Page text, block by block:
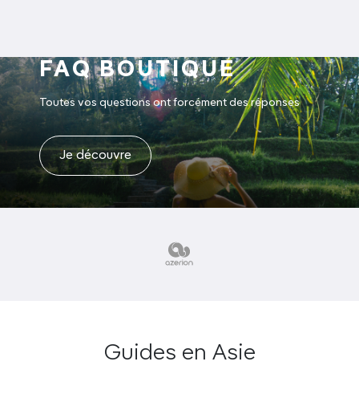
FAQ BOUTIQUE
Toutes vos questions ont forcément des réponses
Je découvre
Guides en Asie